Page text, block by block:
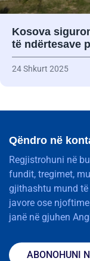
Kosova
të ndërtesave
24 Shkurt 2025
Qëndro në
Regjistrohuni në
fundit, tregimet,
gjithashtu mund
javore ose
janë në gjuhen
ABONOHUNI